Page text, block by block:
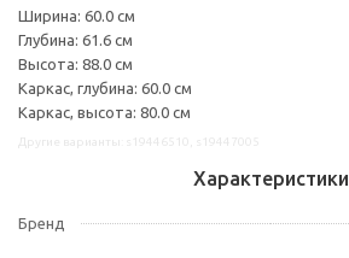
Ширина: 60.0 см
Глубина: 61.6 см
Высота: 88.0 см
Каркас, глубина: 60.0 см
Каркас, высота: 80.0 см
Характеристики
Бренд